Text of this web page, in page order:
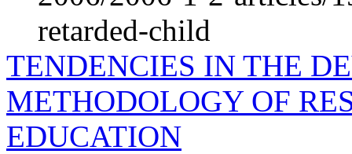
retarded-child
TENDENCIES IN THE
METHODOLOGY OF
EDUCATION